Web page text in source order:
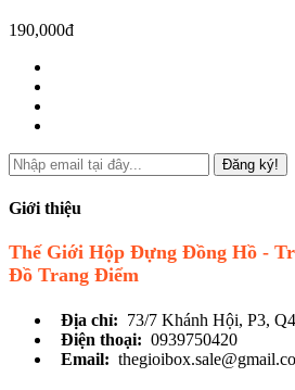
190,000đ
Đăng ký!
Giới thiệu
Thế Giới Hộp Đựng Đồng Hồ -
Đồ Trang Điểm
Địa chỉ: 73/7 Khánh Hội, P3,
Điện thoại: 0939750420
Email: